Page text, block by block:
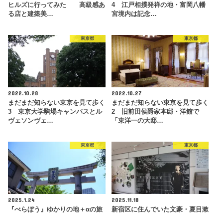
ヒルズに行ってみた 高級感あ
る店と建築美…
4 江戸相撲発祥の地・富岡八幡
宮境内は記念…
東京都
2022.10.28
まだまだ知らない東京を見て歩く
3 東京大学駒場キャンパスとル
ヴェソンヴェ…
東京都
2022.10.27
まだまだ知らない東京を見て歩く
2 旧前田侯爵家本邸・洋館で
「東洋一の大邸…
東京都
2025.1.24
『べらぼう』ゆかりの地＋αの旅
東京都
2025.11.18
新宿区に住んでいた文豪・夏目漱